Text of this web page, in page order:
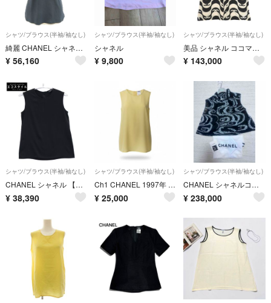
シャツ/ブラウス(半袖/袖なし)
綺麗 CHANEL シャネル ココマーク フリンジ ビジュー カットソー 38 Vネック トップス 半袖シャツ コットン ブラック レディース【中古】
¥ 56,160
シャツ/ブラウス(半袖/袖なし)
シャネル
¥ 9,800
シャツ/ブラウス(半袖/袖なし)
美品 シャネル ココマーク ウェーブ P70211 シルク サイズ36 アイボリー ブラック 半袖シャツ 1488【中古】CHANEL
¥ 143,000
シャツ/ブラウス(半袖/袖なし)
CHANEL シャネル 【国内正規】シルク ノースリーブ ブラウス ※サイズの表記はございません。
¥ 38,390
シャツ/ブラウス(半袖/袖なし)
Ch1 CHANEL 1997年 クルーズコレクション ノースリーブシルクブラウス PO8961 38サイズ イエロー シルク100％ レディース 女性用ta2
¥ 25,000
シャツ/ブラウス(半袖/袖なし)
CHANEL シャネルココビーチブラウス 黒 36
¥ 238,000